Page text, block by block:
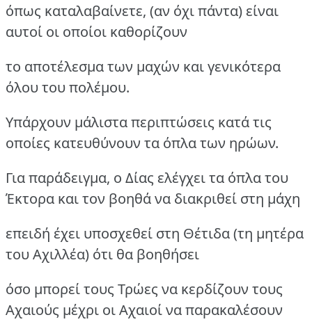
όπως καταλαβαίνετε, (αν όχι πάντα) είναι
αυτοί οι οποίοι καθορίζουν
το αποτέλεσμα των μαχών και γενικότερα
όλου του πολέμου.
Υπάρχουν μάλιστα περιπτώσεις κατά τις
οποίες κατευθύνουν τα όπλα των ηρώων.
Για παράδειγμα, ο Δίας ελέγχει τα όπλα του
Έκτορα και τον βοηθά να διακριθεί στη μάχη
επειδή έχει υποσχεθεί στη Θέτιδα (τη μητέρα
του Αχιλλέα) ότι θα βοηθήσει
όσο μπορεί τους Τρώες να κερδίζουν τους
Αχαιούς μέχρι οι Αχαιοί να παρακαλέσουν